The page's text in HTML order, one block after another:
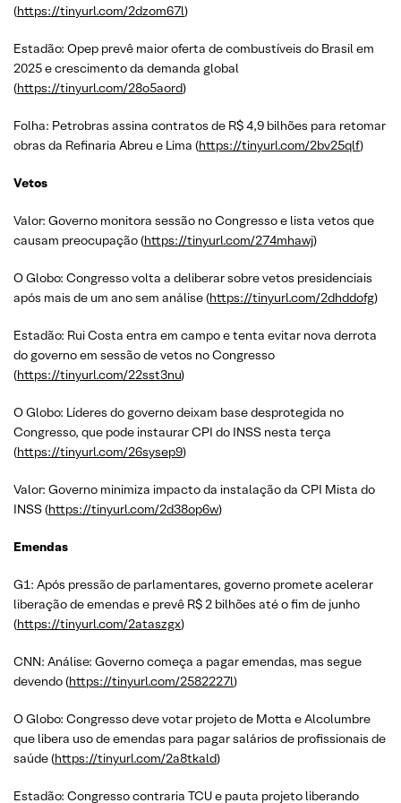
(https://tinyurl.com/2dzom67l)
Estadão: Opep prevê maior oferta de combustíveis do Brasil em
2025 e crescimento da demanda global
(https://tinyurl.com/28o5aord)
Folha: Petrobras assina contratos de R$ 4,9 bilhões para retomar
obras da Refinaria Abreu e Lima (https://tinyurl.com/2bv25qlf)
Vetos
Valor: Governo monitora sessão no Congresso e lista vetos que
causam preocupação (https://tinyurl.com/274mhawj)
O Globo: Congresso volta a deliberar sobre vetos presidenciais
após mais de um ano sem análise (https://tinyurl.com/2dhddofg)
Estadão: Rui Costa entra em campo e tenta evitar nova derrota
do governo em sessão de vetos no Congresso
(https://tinyurl.com/22sst3nu)
O Globo: Líderes do governo deixam base desprotegida no
Congresso, que pode instaurar CPI do INSS nesta terça
(https://tinyurl.com/26sysep9)
Valor: Governo minimiza impacto da instalação da CPI Mista do
INSS (https://tinyurl.com/2d38op6w)
Emendas
G1: Após pressão de parlamentares, governo promete acelerar
liberação de emendas e prevê R$ 2 bilhões até o fim de junho
(https://tinyurl.com/2ataszgx)
CNN: Análise: Governo começa a pagar emendas, mas segue
devendo (https://tinyurl.com/2582227l)
O Globo: Congresso deve votar projeto de Motta e Alcolumbre
que libera uso de emendas para pagar salários de profissionais de
saúde (https://tinyurl.com/2a8tkald)
Estadão: Congresso contraria TCU e pauta projeto liberando